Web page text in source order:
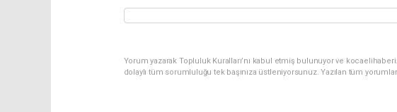
Yorum yazarak Topluluk Kuralları’nı kabul etmiş bulunuyor ve
dolaylı tüm sorumluluğu tek başınıza üstleniyorsunuz. Yazılan tüm